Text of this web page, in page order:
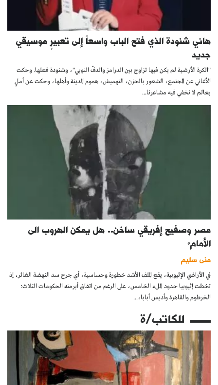
هاني شنودة الذي فتح الباب واسعاً إلى تعبيرٍ موسيقي
جديد
"الكرة الأرضية لم يكن فيها تزاوج بين الدرامز والدفّ النوبي"، وشنودة فعلها. وحكت
الأغاني عن المجتمع، الشعور بالحزن، التهميش، هموم المدينة وأهلها، وحكت عن أملٍ
بعالم لا نخفي فيه مشاعرنا...
مصر وصفيح إفريقي ساخن.. هل يمكن الهروب الى
الأمام؟
منى سليم
في الأراضي الإثيوبية، يقع الملف الأشد خطورة وحساسية، أي جرح سد النهضة الغائر، إذ
تخطت إثيوبيا حدود الملء الخامس، على الرغم من اتفاق أبرمته الحكومات الثلاث:
الخرطوم والقاهرة وأديس أبابا،...
للكاتب/ة